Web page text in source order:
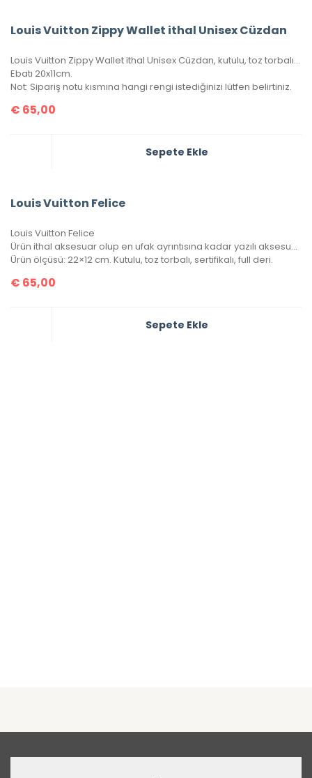
Louis Vuitton Zippy Wallet ithal Unisex Cüzdan
Louis Vuitton Zippy Wallet ithal Unisex Cüzdan, kutulu, toz torbalı, sertifikalı.
Ebatı 20x11cm.
Not: Sipariş notu kısmına hangi rengi istediğinizi lütfen belirtiniz.
€ 65,00
Sepete Ekle
Louis Vuitton Felice
Louis Vuitton Felice
Ürün ithal aksesuar olup en ufak ayrıntısına kadar yazılı aksesuar takımına sahip. 1 adet bozuk para/kağıt para cüzdanı, 1 adet kartlık portatif içinde mevcuttur.
Ürün ölçüsü: 22×12 cm. Kutulu, toz torbalı, sertifikalı, full deri.
€ 65,00
Sepete Ekle